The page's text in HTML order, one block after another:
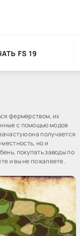
FS 19
фермерством, их
с помощью модов
она получается
но и
покупать заводы по
и вы не пожалеете.